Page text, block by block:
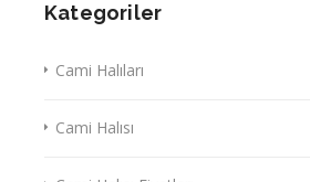
Kategoriler
Cami Halıları
Cami Halısı